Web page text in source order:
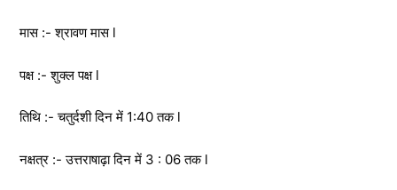
मास :- श्रावण मास l
पक्ष :- शुक्ल पक्ष l
तिथि :- चतुर्दशी दिन में 1:40 तक l
नक्षत्र :- उत्तराषाढ़ा दिन में 3 : 06 तक l